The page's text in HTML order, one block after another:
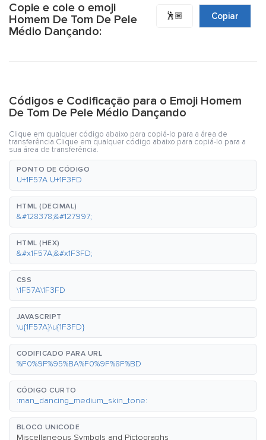
Copie e cole o emoji
Homem De Tom De Pele
Médio Dançando:
🕺🏽 Copiar
Códigos e Codificação para o Emoji Homem
De Tom De Pele Médio Dançando
Clique em qualquer código abaixo para copiá-lo para a área de
transferência.Clique em qualquer código abaixo para copiá-lo para a
sua área de transferência.
PONTO DE CÓDIGO
U+1F57A U+1F3FD
HTML (DECIMAL)
&#128378;&#127997;
HTML (HEX)
&#x1F57A;&#x1F3FD;
CSS
\1F57A\1F3FD
JAVASCRIPT
\u{1F57A}\u{1F3FD}
CODIFICADO PARA URL
%F0%9F%95%BA%F0%9F%8F%BD
CÓDIGO CURTO
:man_dancing_medium_skin_tone:
BLOCO UNICODE
Miscellaneous Symbols and Pictographs